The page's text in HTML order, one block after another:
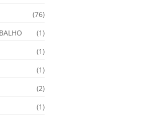
(76)
(1)
(1)
(1)
(2)
(1)